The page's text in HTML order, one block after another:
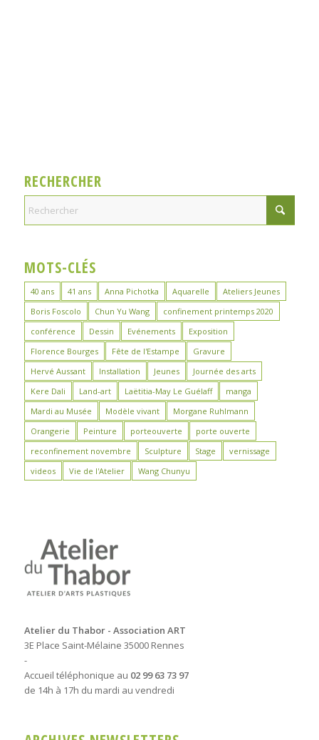
RECHERCHER
MOTS-CLÉS
40 ans 41 ans Anna Pichotka Aquarelle
Ateliers Jeunes
Boris Foscolo
Chun Yu Wang
confinement printemps 2020
conférence
Dessin Evénements
Exposition
Florence Bourges
Fête de l'Estampe
Gravure
Hervé Aussant
Installation Jeunes
Journée des arts
Kere Dali
Land-art Laëtitia-May Le Guélaff
manga
Mardi au Musée
Modèle vivant
Morgane Ruhlmann
Orangerie
Peinture porteouverte
porte ouverte
reconfinement novembre
Sculpture Stage
vernissage
videos
Vie de l'Atelier Wang Chunyu
Atelier du Thabor - Association ART
3E Place Saint-Mélaine 35000 Rennes
-
Accueil téléphonique au 02 99 63 73 97
de 14h à 17h du mardi au vendredi